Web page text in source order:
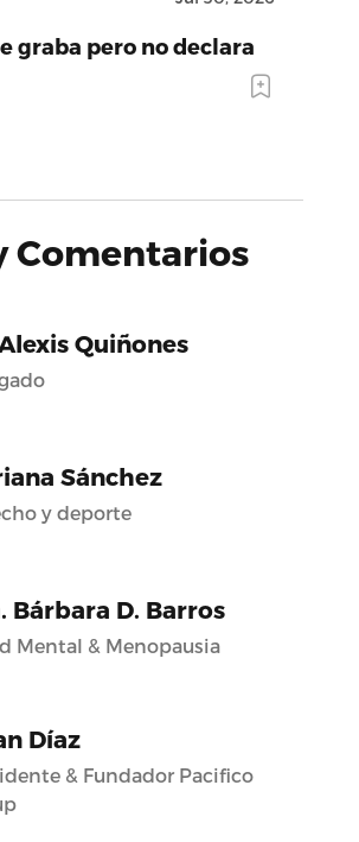
graba pero no declara
Comentarios
Quiñones
Sánchez
y deporte
Bárbara D. Barros
Mental & Menopausia
Díaz
& Fundador Pacifico